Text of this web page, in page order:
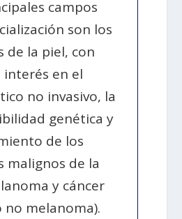
campos
son los
de la piel, con
interés en el
no invasivo, la
genética y
de los
malignos de la
y cáncer
no melanoma).